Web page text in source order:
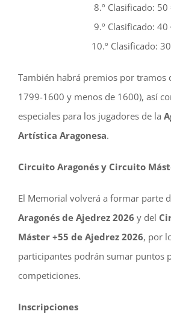
8.º Clasificado: 50
9.º Clasificado: 40
10.º Clasificado:
También habrá premios por tramos
1799-1600 y menos de 1600), así
especiales para los jugadores de la
Artística Aragonesa.
Circuito Aragonés y Circuito
El Memorial volverá a formar parte
Aragonés de Ajedrez 2026 y del
Máster +55 de Ajedrez 2026, por
participantes podrán sumar puntos
competiciones.
Inscripciones